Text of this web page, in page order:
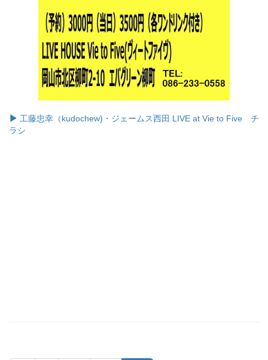
工藤忠幸（kudochew)・ジェームス西田 LIVE at Vie to Five チ
ラシ